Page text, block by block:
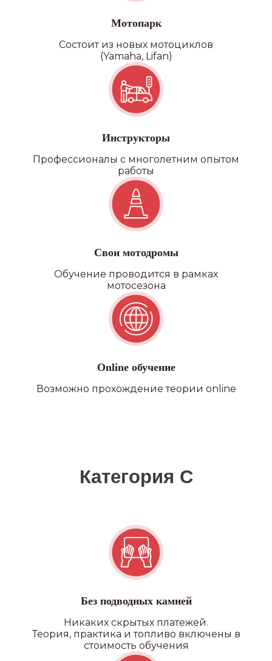
Мотопарк
Состоит из новых мотоциклов
(Yamaha, Lifan)
Инструкторы
Профессионалы с многолетним опытом
работы
Свои мотодромы
Обучение проводится в рамках
мотосезона
Online обучение
Возможно прохождение теории online
Без подводных камней
Никаких скрытых платежей.
Теория, практика и топливо включены в
стоимость обучения
Квадроцикл/снегоход